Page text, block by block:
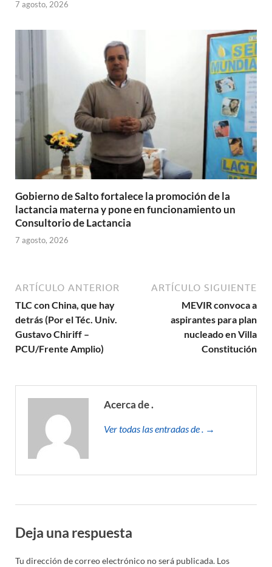
7 agosto, 2026
Gobierno de Salto fortalece la promoción de la
lactancia materna y pone en funcionamiento un
Consultorio de Lactancia
7 agosto, 2026
ARTÍCULO ANTERIOR
TLC con China, que hay
detrás (Por el Téc. Univ.
Gustavo Chiriff –
PCU/Frente Amplio)
ARTÍCULO SIGUIENTE
MEVIR convoca a
aspirantes para plan
nucleado en Villa
Constitución
Acerca de .
Ver todas las entradas de . →
Deja una respuesta
Tu dirección de correo electrónico no será publicada. Los